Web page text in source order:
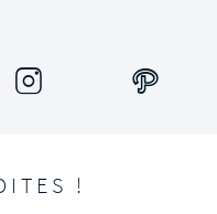
!